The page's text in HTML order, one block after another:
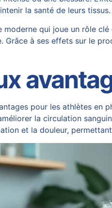
la santé de leurs tissus.
moderne qui joue un rôle
Grâce à ses effets sur le
pour les athlètes en
la circulation
et la douleur,